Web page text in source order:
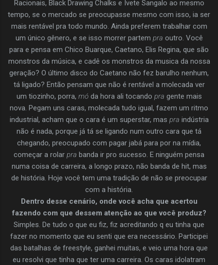
Racionais, Black Drawing Chalks e Ivete Sangalo ao mesmo
tempo, se o mercado se preocupasse mesmo com isso, ia ser
mais rentável pra todo mundo. Ainda preferem trabalhar com
um único gênero, e se isso morrer partem pra outro. Você
para e pensa em Chico Buarque, Caetano, Elis Regina, que são
monstros da música, e cadê os monstros da musica da nossa
geração? O último disco do Caetano não fez barulho nenhum,
tá ligado? Então pensam que não é rentável a molecada ver
um tiozinho, porra, móda hora ali tocando pra gente mais
nova. Pegam uns caras, molecada tudo igual, fazem um ritmo
industrial, acham que o cara é um superstar, mas pra indústria
não é nada, porque já tá se ligando num outro cara que tá
chegando, preocupado com pagar jabá para por na mídia,
começar a rolar pra banda ir pro sucesso. E ninguém pensa
numa coisa de carreira, a longo prazo, não banda de hit, mas
de história. Hoje você tem uma tradição de não se preocupar
com a história.
Dentro desse cenário, onde você acha que acertou
fazendo com que dessem atenção ao que você produz?
Simples. De tudo o que eu fiz, fiz acreditando q eu tinha que
fazer no momento que eu senti que era necessário. Participei
das batalhas de freestyle, ganhei muitas, e veio uma hora que
eu resolvi que tinha que ter uma carreira. Os caras idolatram